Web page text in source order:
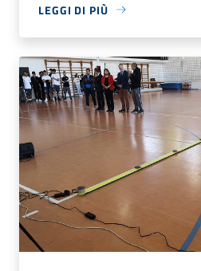
LEGGI DI PIÙ